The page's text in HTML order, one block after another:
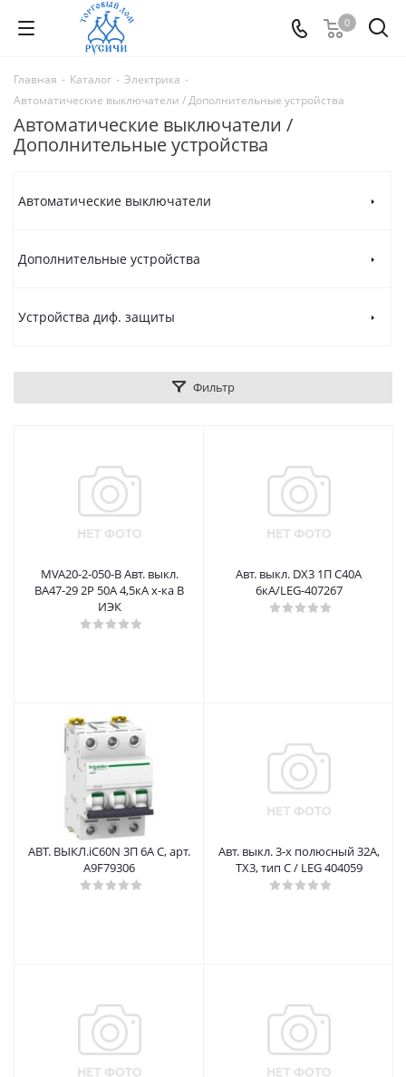
0
Главная - Каталог - Электрика -
Автоматические выключатели / Дополнительные устройства
Автоматические выключатели /
Дополнительные устройства
Автоматические выключатели
Дополнительные устройства
Устройства диф. защиты
Фильтр
MVA20-2-050-B Авт. выкл.
ВА47-29 2Р 50А 4,5кА х-ка В
ИЭК
Авт. выкл. DX3 1П C40A
6кА/LEG-407267
АВТ. ВЫКЛ.iC60N 3П 6A C, арт.
A9F79306
Авт. выкл. 3-х полюсный 32А,
TX3, тип C / LEG 404059